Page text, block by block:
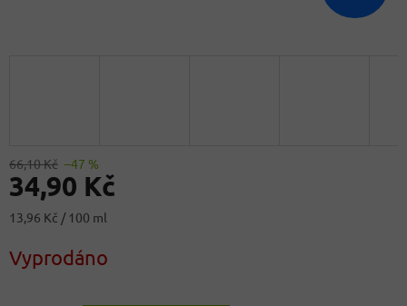
66,10 Kč –47 %
34,90 Kč
Měrná
13,96 Kč / 100 ml
Vyprodáno